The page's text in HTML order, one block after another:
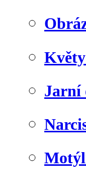
Jarní